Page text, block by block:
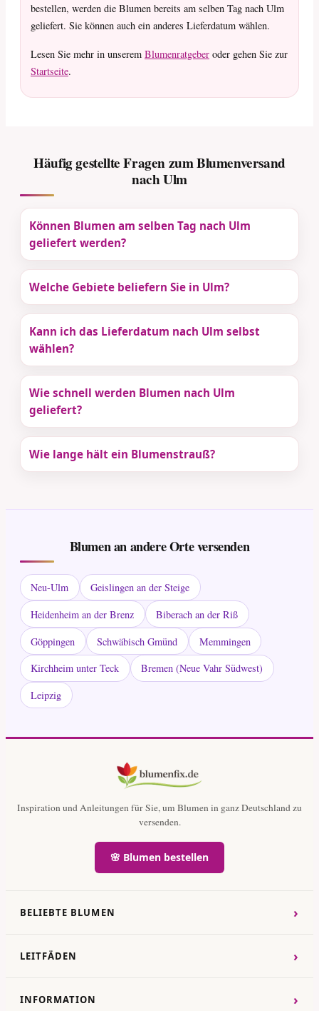
bestellen, werden die Blumen bereits am selben Tag nach Ulm
geliefert. Sie können auch ein anderes Lieferdatum wählen.
Lesen Sie mehr in unserem Blumenratgeber oder gehen Sie zur
Startseite.
Häufig gestellte Fragen zum Blumenversand
nach Ulm
Können Blumen am selben Tag nach Ulm
geliefert werden?
Welche Gebiete beliefern Sie in Ulm?
Kann ich das Lieferdatum nach Ulm selbst
wählen?
Wie schnell werden Blumen nach Ulm
geliefert?
Wie lange hält ein Blumenstrauß?
Blumen an andere Orte versenden
Neu-Ulm
Geislingen an der Steige
Heidenheim an der Brenz
Biberach an der Riß
Göppingen
Schwäbisch Gmünd
Memmingen
Kirchheim unter Teck
Bremen (Neue Vahr Südwest)
Leipzig
Inspiration und Anleitungen für Sie, um Blumen in ganz Deutschland zu
versenden.
🌸 Blumen bestellen
BELIEBTE BLUMEN ›
LEITFÄDEN ›
INFORMATION ›